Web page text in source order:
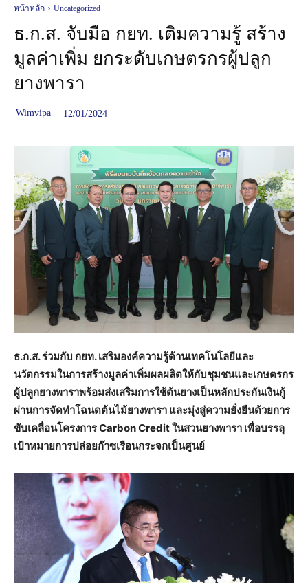
หน้าหลัก Uncategorized
ธ.ก.ส. จับมือ กยท. เติมความรู้ สร้าง
มูลค่าเพิ่ม ยกระดับเกษตรกรผู้ปลูก
ยางพารา
Wimvipa 12/01/2024
ธ.ก.ส. ร่วมกับ กยท. เสริมองค์ความรู้ด้านเทคโนโลยีและ
นวัตกรรมในการสร้างมูลค่าเพิ่มผลผลิตให้กับชุมชนและเกษตรกร
ผู้ปลูกยางพาราพร้อมส่งเสริมการใช้ต้นยางเป็นหลักประกันเงินกู้
ผ่านการจัดทำโฉนดต้นไม้ยางพารา และมุ่งสู่ความยั่งยืนด้วยการ
ขับเคลื่อนโครงการCarbon Credit ในสวนยางพารา เพื่อบรรลุ
เป้าหมายการปล่อยก๊าซเรือนกระจกเป็นศูนย์